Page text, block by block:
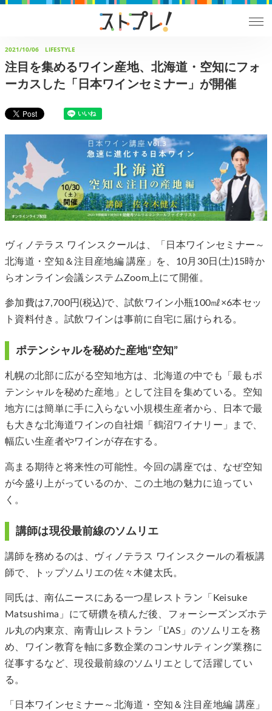
2021/10/06 LIFESTYLE
注目を集めるワイン産地、北海道・空知にフォ
ーカスした「日本ワインセミナー」が開催
ヴィノテラス ワインスクールは、「日本ワインセミナー～
北海道・空知＆注目産地編 講座」を、10月30日(土)15時か
らオンライン会議システムZoom上にて開催。
参加費は7,700円(税込)で、試飲ワイン小瓶100㎖×6本セッ
ト資料付き。試飲ワインは事前に自宅に届けられる。
ポテンシャルを秘めた産地“空知”
札幌の北部に広がる空知地方は、北海道の中でも「最もポ
テンシャルを秘めた産地」として注目を集めている。空知
地方には簡単に手に入らない小規模生産者から、日本で最
も大きな北海道ワインの自社畑「鶴沼ワイナリー」まで、
幅広い生産者やワインが存在する。
高まる期待と将来性の可能性。今回の講座では、なぜ空知
が今盛り上がっているのか、この土地の魅力に迫ってい
く。
講師は現役最前線のソムリエ
講師を務めるのは、ヴィノテラス ワインスクールの看板講
師で、トップソムリエの佐々木健太氏。
同氏は、南仏ニースにある一つ星レストラン「Keisuke
Matsushima」にて研鑽を積んだ後、フォーシーズンズホテ
ル丸の内東京、南青山レストラン「L’AS」のソムリエを務
め、ワイン教育を軸に多数企業のコンサルティング業務に
従事するなど、現役最前線のソムリエとして活躍してい
る。
「日本ワインセミナー～北海道・空知＆注目産地編 講座」